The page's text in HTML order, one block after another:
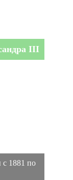
III
1881 по